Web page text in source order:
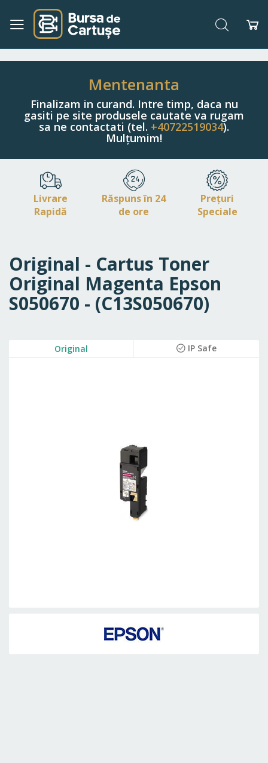
Navigați
Conținut
Căutare
Mentenanta
Finalizam in curand. Intre timp, daca nu
gasiti pe site produsele cautate va rugam
sa ne contactati (tel. +40722519034).
Mulțumim!
Livrare
Rapidă
Răspuns în 24
de ore
Prețuri
Speciale
Original - Cartus Toner
Original Magenta Epson
S050670 - (C13S050670)
Original IP Safe